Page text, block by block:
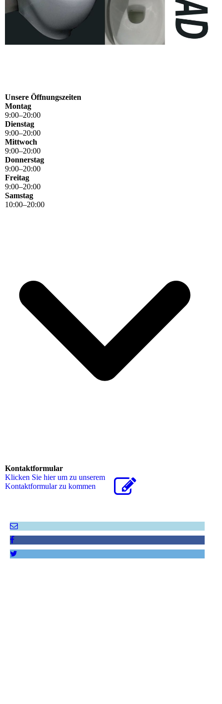
Unsere Öffnungszeiten
Montag
9:00–20:00
Dienstag
9:00–20:00
Mittwoch
9:00–20:00
Donnerstag
9:00–20:00
Freitag
9:00–20:00
Samstag
10:00–20:00
Kontaktformular
Klicken Sie hier um zu unserem
Kon­takt­for­mu­lar zu kommen